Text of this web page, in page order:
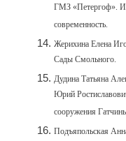
ГМЗ «Петергоф».
современность.
Жерихина Елена
Сады Смольного.
Дудина Татьяна
Юрий
сооружения
Подъяпольская